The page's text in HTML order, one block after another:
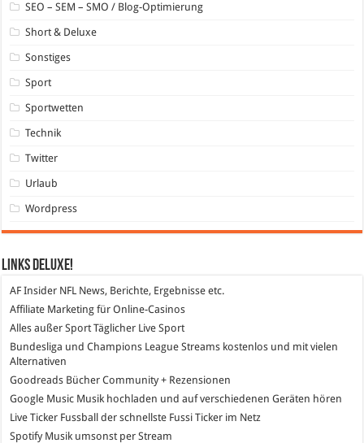
SEO – SEM – SMO / Blog-Optimierung
Short & Deluxe
Sonstiges
Sport
Sportwetten
Technik
Twitter
Urlaub
Wordpress
Links DeLuXe!
AF Insider NFL News, Berichte, Ergebnisse etc.
Affiliate Marketing für Online-Casinos
Alles außer SportTäglicher Live Sport
Bundesliga und Champions League Streams kostenlos und mit vielen
Alternativen
Goodreads Bücher Community + Rezensionen
Google Music Musik hochladen und auf verschiedenen Geräten hören
Live Ticker Fussball
der schnellste Fussi Ticker im Netz
SpotifyMusik umsonst per Stream